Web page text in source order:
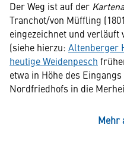
Der Weg ist auf der
Tranchot/von Müffling
eingezeichnet und verläuft
(siehe hierzu: Altenberger
heutige Weidenpesch
etwa in Höhe des
Nordfriedhofs in die
(Martina Gelhar, LVR-Mehr